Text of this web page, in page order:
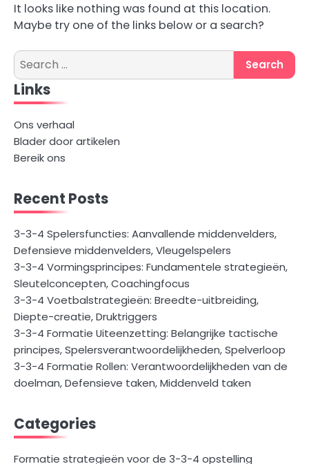
It looks like nothing was found at this location.
Maybe try one of the links below or a search?
Search
for:
Links
Ons verhaal
Blader door artikelen
Bereik ons
Recent Posts
3-3-4 Spelersfuncties: Aanvallende middenvelders,
Defensieve middenvelders, Vleugelspelers
3-3-4 Vormingsprincipes: Fundamentele strategieën,
Sleutelconcepten, Coachingfocus
3-3-4 Voetbalstrategieën: Breedte-uitbreiding,
Diepte-creatie, Druktriggers
3-3-4 Formatie Uiteenzetting: Belangrijke tactische
principes, Spelersverantwoordelijkheden, Spelverloop
3-3-4 Formatie Rollen: Verantwoordelijkheden van de
doelman, Defensieve taken, Middenveld taken
Categories
Formatie strategieën voor de 3-3-4 opstelling